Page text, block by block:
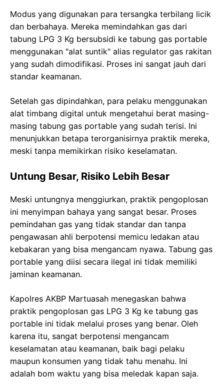
Modus yang digunakan para tersangka terbilang licik
dan berbahaya. Mereka memindahkan gas dari
tabung LPG 3 Kg bersubsidi ke tabung gas portable
menggunakan "alat suntik" alias regulator gas rakitan
yang sudah dimodifikasi. Proses ini sangat jauh dari
standar keamanan.
Setelah gas dipindahkan, para pelaku menggunakan
alat timbang digital untuk mengetahui berat masing-
masing tabung gas portable yang sudah terisi. Ini
menunjukkan betapa terorganisirnya praktik mereka,
meski tanpa memikirkan risiko keselamatan.
Untung Besar, Risiko Lebih Besar
Meski untungnya menggiurkan, praktik pengoplosan
ini menyimpan bahaya yang sangat besar. Proses
pemindahan gas yang tidak standar dan tanpa
pengawasan ahli berpotensi memicu ledakan atau
kebakaran yang bisa mengancam nyawa. Tabung gas
portable yang diisi secara ilegal ini tidak memiliki
jaminan keamanan.
Kapolres AKBP Martuasah menegaskan bahwa
praktik pengoplosan gas LPG 3 Kg ke tabung gas
portable ini tidak melalui proses yang benar. Oleh
karena itu, sangat berpotensi mengancam
keselamatan atau keamanan, baik bagi pelaku
maupun konsumen yang tidak tahu menahu. Ini
adalah bom waktu yang bisa meledak kapan saja.